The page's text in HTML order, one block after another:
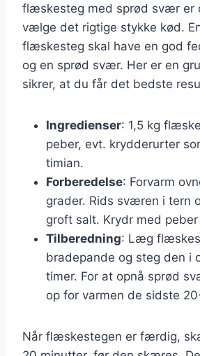
flæskesteg med sprød svær er
vælge det rigtige stykke kød.
flæskesteg skal have en god
og en sprød svær. Her er en
sikrer, at du får det bedste
Ingredienser: 1,5 kg
peber, evt. krydderurter
timian.
Forberedelse: Forvarm
grader. Rids sværen i tern
groft salt. Krydr med
Tilberedning: Læg
bradepande og steg den i
timer. For at opnå sprød
op for varmen de sidste
Når flæskestegen er færdig,